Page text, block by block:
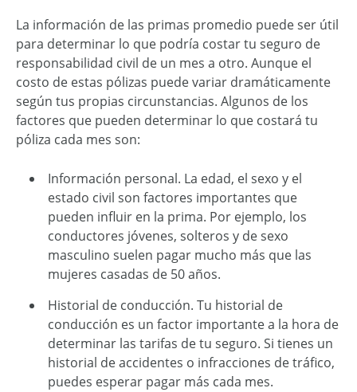
La información de las primas promedio puede ser útil
para determinar lo que podría costar tu seguro de
responsabilidad civil de un mes a otro. Aunque el
costo de estas pólizas puede variar dramáticamente
según tus propias circunstancias. Algunos de los
factores que pueden determinar lo que costará tu
póliza cada mes son:
Información personal. La edad, el sexo y el
estado civil son factores importantes que
pueden influir en la prima. Por ejemplo, los
conductores jóvenes, solteros y de sexo
masculino suelen pagar mucho más que las
mujeres casadas de 50 años.
Historial de conducción. Tu historial de
conducción es un factor importante a la hora de
determinar las tarifas de tu seguro. Si tienes un
historial de accidentes o infracciones de tráfico,
puedes esperar pagar más cada mes.